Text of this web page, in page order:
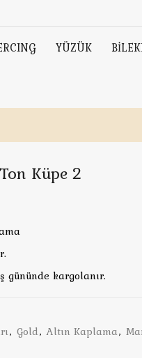
YÜZÜK
Küpe 2
kargolanır.
, Gold, Altın Kaplama,